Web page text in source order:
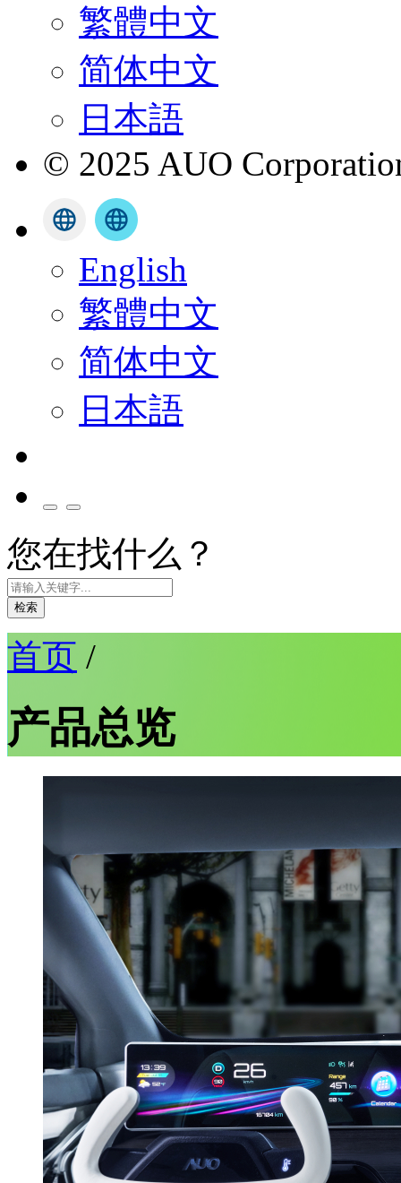
繁體中文
简体中文
日本語
© 2025 AUO
English
繁體中文
简体中文
日本語
您在找什么？
检索
首页 /
产品总览